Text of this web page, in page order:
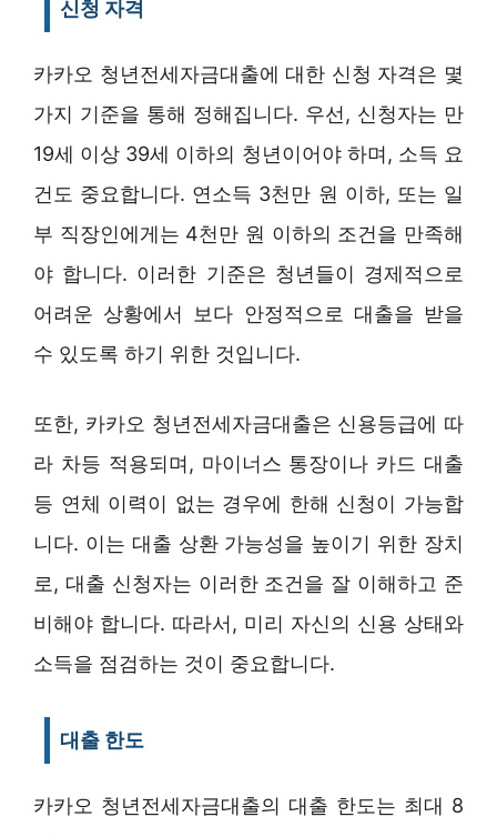
신청 자격
카카오 청년전세자금대출에 대한 신청 자격은 몇
가지 기준을 통해 정해집니다. 우선, 신청자는 만
19세 이상 39세 이하의 청년이어야 하며, 소득 요
건도 중요합니다. 연소득 3천만 원 이하, 또는 일
부 직장인에게는 4천만 원 이하의 조건을 만족해
야 합니다. 이러한 기준은 청년들이 경제적으로
어려운 상황에서 보다 안정적으로 대출을 받을
수 있도록 하기 위한 것입니다.
또한, 카카오 청년전세자금대출은 신용등급에 따
라 차등 적용되며, 마이너스 통장이나 카드 대출
등 연체 이력이 없는 경우에 한해 신청이 가능합
니다. 이는 대출 상환 가능성을 높이기 위한 장치
로, 대출 신청자는 이러한 조건을 잘 이해하고 준
비해야 합니다. 따라서, 미리 자신의 신용 상태와
소득을 점검하는 것이 중요합니다.
대출 한도
카카오 청년전세자금대출의 대출 한도는 최대 8